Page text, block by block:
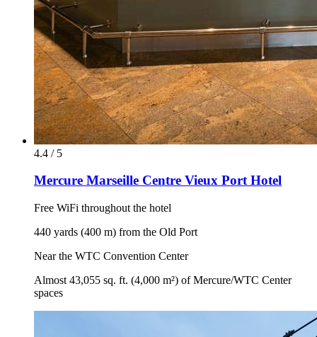
4.4 / 5
Mercure Marseille Centre Vieux Port Hotel
Free WiFi throughout the hotel
440 yards (400 m) from the Old Port
Near the WTC Convention Center
Almost 43,055 sq. ft. (4,000 m²) of Mercure/WTC Center
spaces